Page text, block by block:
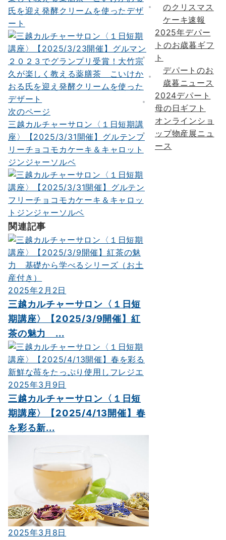
ゲ
ー
シ
ョ
ン
氏を迎え発酵クリームを使ったデザ
ート
次のページ
三越カルチャーサロン〈１日短期講
座〉【2025/3/31開催】グルテンフ
リーチョコモカケーキ＆キャロット
ジンジャーソルベ
関連記事
2025年2月2日
三越カルチャーサロン〈１日短
期講座〉【2025/3/9開催】紅
茶の魅力 ...
2025年3月9日
三越カルチャーサロン〈１日短
期講座〉【2025/4/13開催】春
を彩る新...
2025年3月8日
のクリスマス
ケーキ速報
2025年デパー
トのお歳暮ギフ
ト
デパートのお
歳暮ニュース
2024デパート
母の日ギフト
オンラインショ
ップ物産展ニュ
ース